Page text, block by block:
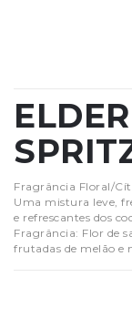
Fragrância Floral/
Uma mistura leve,
e refrescantes dos
Fragrância: Flor de
frutadas de melão e